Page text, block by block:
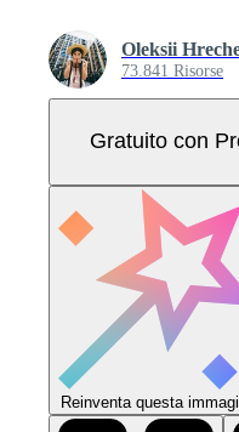
Oleksii
73.841 Risorse
Gratuito con
Reinventa questa